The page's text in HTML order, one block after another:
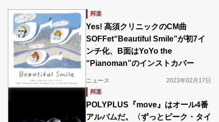
邦楽
Yes! 高須クリニックのCM曲
SOFFet“Beautiful Smile”が初7イ
ンチ化、B面はYoYo the
“Pianoman”のインストカバー
ニュース
2023年02月17日
邦楽
POLYPLUS『move』はオール4番
アルバムだ。〈ずっとピーク・タイ